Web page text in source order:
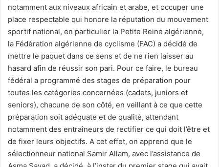
notamment aux niveaux africain et arabe, et occuper une
place respectable qui honore la réputation du mouvement
sportif national, en particulier la Petite Reine algérienne,
la Fédération algérienne de cyclisme (FAC) a décidé de
mettre le paquet dans ce sens et de ne rien laisser au
hasard afin de réussir son pari. Pour ce faire, le bureau
fédéral a programmé des stages de préparation pour
toutes les catégories concernées (cadets, juniors et
seniors), chacune de son côté, en veillant à ce que cette
préparation soit adéquate et de qualité, attendant
notamment des entraîneurs de rectifier ce qui doit l’être et
de fixer leurs objectifs. A cet effet, on apprend que le
sélectionneur national Samir Allam, avec l’assistance de